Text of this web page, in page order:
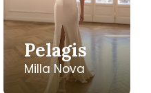
Pelagis
Milla Nova